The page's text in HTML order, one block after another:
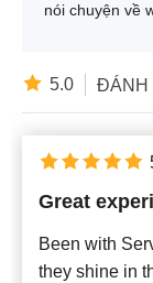
nói chuyện về
5.0 ĐÁNH
Great
Been with
they shine in